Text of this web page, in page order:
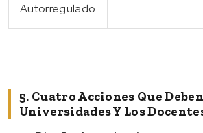
Autorregulado
5. Cuatro Acciones Que
Universidades Y Los